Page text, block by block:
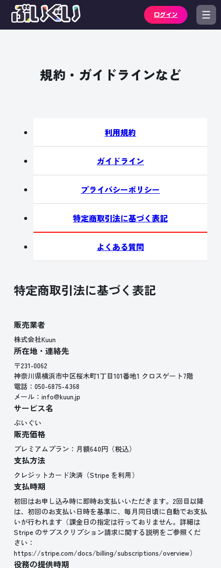
ログイン
規約・ガイドラインなど
利用規約
ガイドライン
プライバシーポリシー
特定商取引法に基づく表記
よくある質問
特定商取引法に基づく表記
販売業者
株式会社Kuun
所在地・連絡先
〒231-0062
神奈川県横浜市中区桜木町1丁目101番地1 クロスゲート7階
電話：050-6875-4368
メール：info@kuun.jp
サービス名
ぶいぐい
販売価格
プレミアムプラン：月額640円（税込）
支払方法
クレジットカード決済（Stripe を利用）
支払時期
初回はお申し込み時に即時お支払いいただきます。2回目以降
は、初回のお支払い日時を基準に、毎月同日頃に自動でお支払
いが行われます（課金日の指定は行っておりません。詳細は
Stripe のサブスクリプション請求に関する説明をご参照くだ
さい：
https://stripe.com/docs/billing/subscriptions/overview）
役務の提供時期